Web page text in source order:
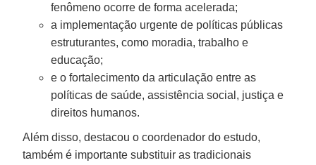
fenômeno ocorre de forma acelerada;
a implementação urgente de políticas públicas
estruturantes, como moradia, trabalho e
educação;
e o fortalecimento da articulação entre as
políticas de saúde, assistência social, justiça e
direitos humanos.
Além disso, destacou o coordenador do estudo,
também é importante substituir as tradicionais